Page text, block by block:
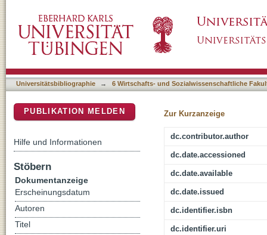
Universitätsbibliographie → 6 Wirtschafts- und Sozialwissenschaftliche
Zur Kurzanzeige
dc.contributor.author
dc.date.accessioned
dc.date.available
dc.date.issued
dc.identifier.isbn
dc.identifier.uri
PUBLIKATION MELDEN
Hilfe und Informationen
Stöbern
Dokumentanzeige
Erscheinungsdatum
Autoren
Titel